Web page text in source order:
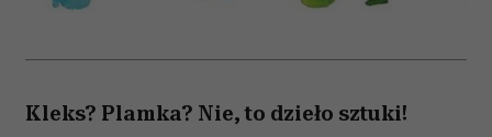
Kleks? Plamka? Nie, to dzieło sztuki!